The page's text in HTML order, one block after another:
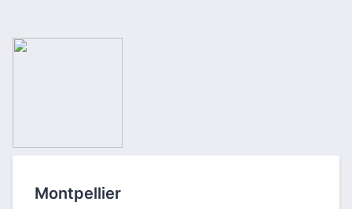
Montpellier